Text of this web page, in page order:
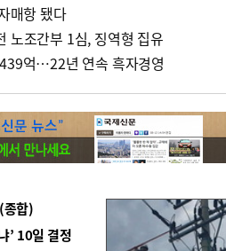
매항 됐다
노조간부 1심, 징역형 집유
억…22년 연속 흑자경영
종합)
’ 10일 결정